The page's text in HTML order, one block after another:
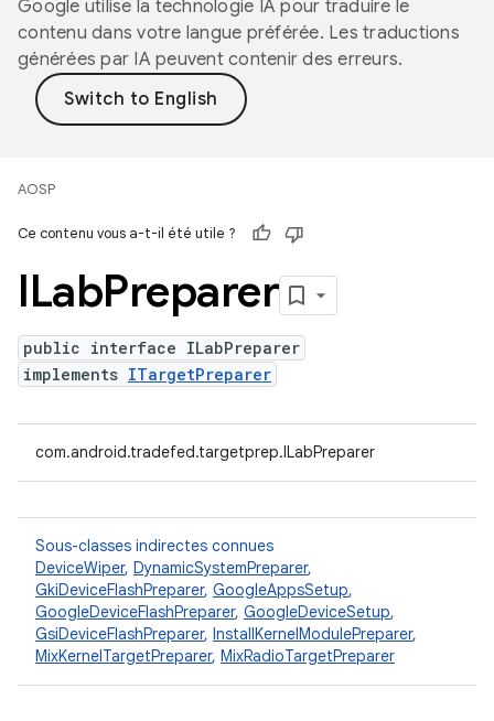
Google utilise la technologie IA pour traduire le
contenu dans votre langue préférée. Les traductions
générées par IA peuvent contenir des erreurs.
AOSP
Ce contenu vous a-t-il été utile ?
ILabPreparer
public interface ILabPreparer
implements ITargetPreparer
com.android.tradefed.targetprep.ILabPreparer
Sous-classes indirectes connues
DeviceWiper, DynamicSystemPreparer,
GkiDeviceFlashPreparer, GoogleAppsSetup,
GoogleDeviceFlashPreparer, GoogleDeviceSetup,
GsiDeviceFlashPreparer, InstallKernelModulePreparer,
MixKernelTargetPreparer, MixRadioTargetPreparer